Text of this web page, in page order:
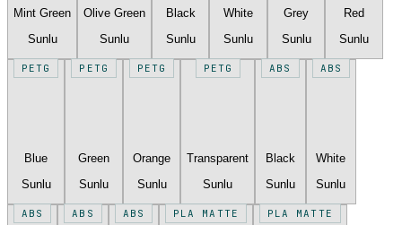
Mint Green
Sunlu
Olive Green
Sunlu
Black
Sunlu
White
Sunlu
Grey
Sunlu
Red
Sunlu
PETG
Blue
Sunlu
PETG
Green
Sunlu
PETG
Orange
Sunlu
PETG
Transparent
Sunlu
ABS
Black
Sunlu
ABS
White
Sunlu
ABS ABS ABS PLA MATTE PLA MATTE